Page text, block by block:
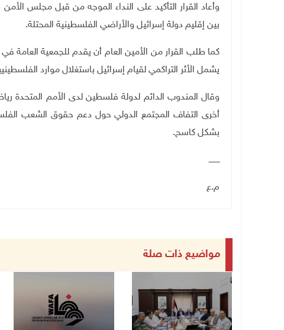
بين إقليم دولة إسرائيل والأراضي الفلسطينية المحتلة.
كما طلب القرار من الأمين العام أن يقدم للجمعية العامة في
يشمل الأثر التراكمي لقيام إسرائيل باستغلال موارد
وقال المندوب الدائم لدولة فلسطين لدى الأمم المتحدة
أخرى التفاف المجتمع الدولي حول دعم حقوق الشعب
بشكل كاسح.
ـــــــــ
م.ع
مواضيع ذات صلة